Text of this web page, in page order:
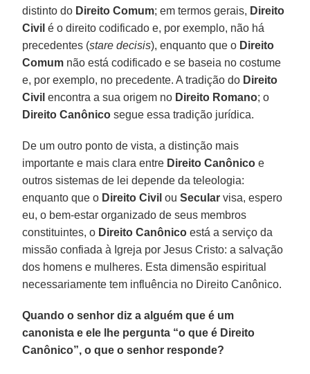
distinto do Direito Comum; em termos gerais, Direito
Civil é o direito codificado e, por exemplo, não há
precedentes (stare decisis), enquanto que o Direito
Comum não está codificado e se baseia no costume
e, por exemplo, no precedente. A tradição do Direito
Civil encontra a sua origem no Direito Romano; o
Direito Canônico segue essa tradição jurídica.
De um outro ponto de vista, a distinção mais
importante e mais clara entre Direito Canônico e
outros sistemas de lei depende da teleologia:
enquanto que o Direito Civil ouSecular visa, espero
eu, o bem-estar organizado de seus membros
constituintes, o Direito Canônico está a serviço da
missão confiada à Igreja por Jesus Cristo: a salvação
dos homens e mulheres. Esta dimensão espiritual
necessariamente tem influência no Direito Canônico.
Quando o senhor diz a alguém que é um
canonista e ele lhe pergunta “o que é Direito
Canônico”, o que o senhor responde?